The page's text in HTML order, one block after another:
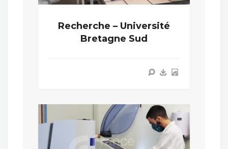
Recherche – Université
Bretagne Sud